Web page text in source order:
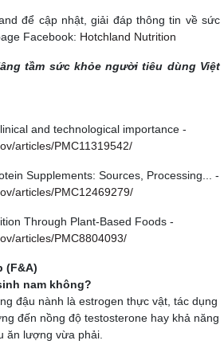
để cập nhật, giải đáp thông tin về sức
Facebook: Hotchland Nutrition
tầm sức khỏe người tiêu dùng Việt
and technological importance -
articles/PMC11319542/
Supplements: Sources, Processing... -
articles/PMC12469279/
Through Plant-Based Foods -
articles/PMC8804093/
(F&A)
nam không?
đậu nành là estrogen thực vật, tác dụng
đến nồng độ testosterone hay khả năng
ăn lượng vừa phải.